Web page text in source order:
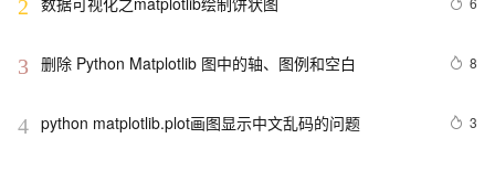
2
3 删除 Python Matplotlib 图中的轴、图例和空白 8
4 python matplotlib.plot画图显示中文乱码的问题 3